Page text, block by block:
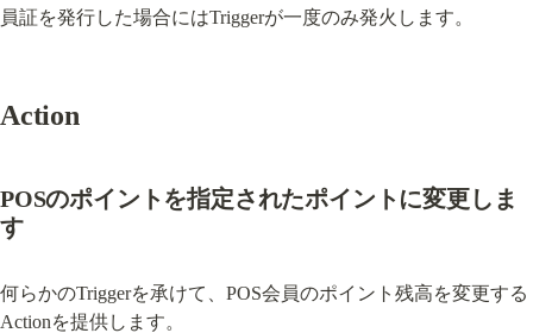
員証を発行した場合にはTriggerが一度のみ発火します。
Action
POSのポイントを指定されたポイントに変更しま
す
何らかのTriggerを承けて、POS会員のポイント残高を変更する
Actionを提供します。